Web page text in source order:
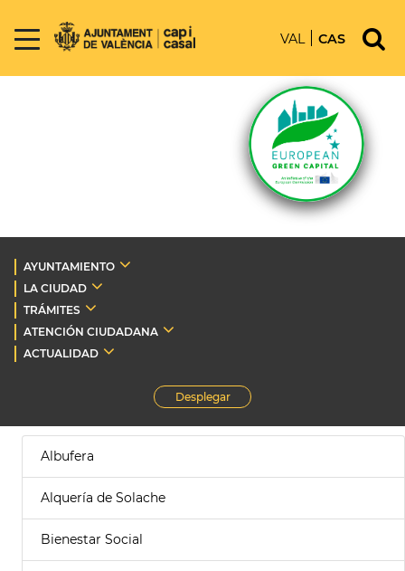
VAL CAS
AYUNTAMIENTO
LA CIUDAD
TRÁMITES
ATENCIÓN CIUDADANA
ACTUALIDAD
Desplegar
Albufera
Alquería de Solache
Bienestar Social